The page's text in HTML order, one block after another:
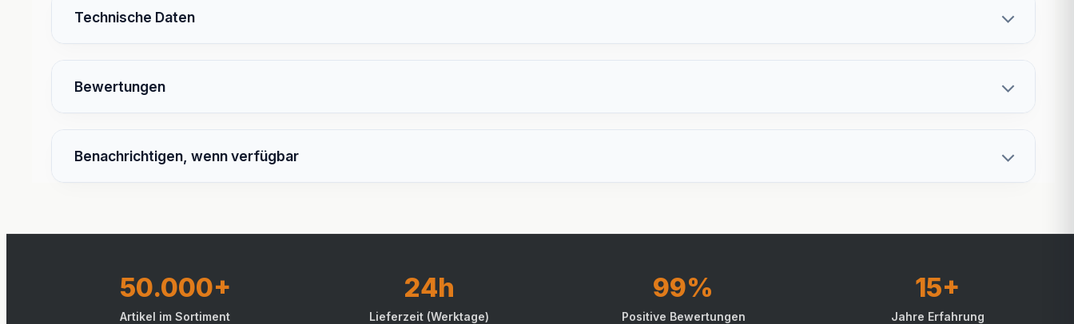
Technische Daten
Bewertungen
Benachrichtigen, wenn verfügbar
50.000+
Artikel im Sortiment
24h
Lieferzeit (Werktage)
99%
Positive Bewertungen
15+
Jahre Erfahrung